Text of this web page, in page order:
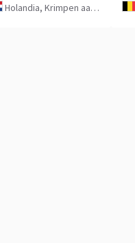
Holandia, Krimpen aan de Lek